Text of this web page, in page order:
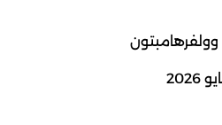
وولفرهامبتون